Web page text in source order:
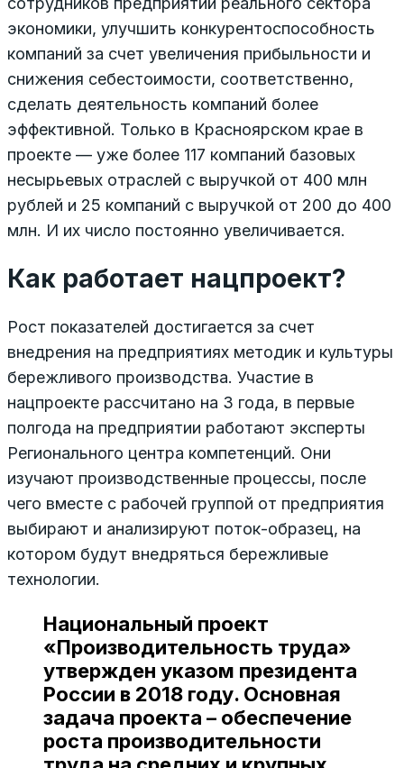
экономики, улучшить конкурентоспособность
компаний за счет увеличения прибыльности и
снижения себестоимости, соответственно,
сделать деятельность компаний более
эффективной. Только в Красноярском крае в
проекте — уже более 117 компаний базовых
несырьевых отраслей с выручкой от 400 млн
рублей и 25 компаний с выручкой от 200 до 400
млн. И их число постоянно увеличивается.
Как работает нацпроект?
Рост показателей достигается за счет
внедрения на предприятиях методик и культуры
бережливого производства. Участие в
нацпроекте рассчитано на 3 года, в первые
полгода на предприятии работают эксперты
Регионального центра компетенций. Они
изучают производственные процессы, после
чего вместе с рабочей группой от предприятия
выбирают и анализируют поток-образец, на
котором будут внедряться бережливые
технологии.
Национальный проект
«Производительность труда»
утвержден указом президента
России в 2018 году. Основная
задача проекта – обеспечение
роста производительности